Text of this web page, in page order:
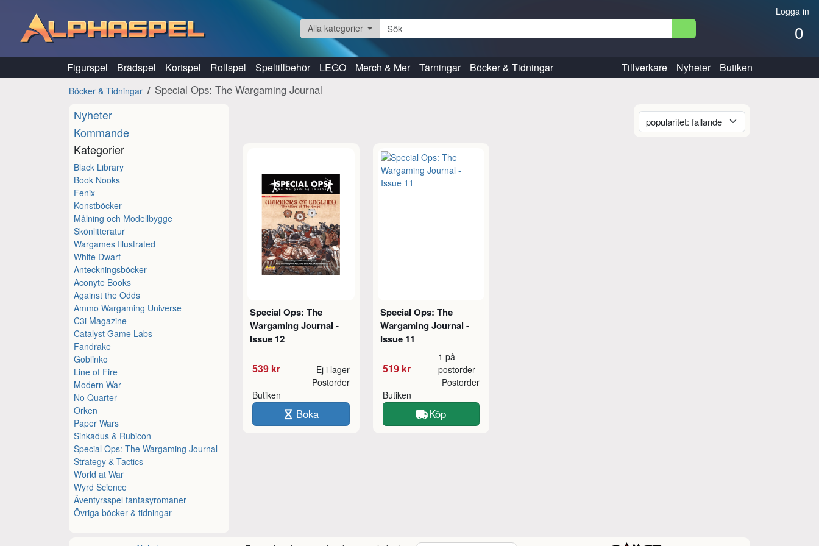
Logga in
0
Alla kategorier
Figurspel Brädspel Kortspel Rollspel Speltillbehör LEGO Merch & Mer Tärningar Böcker & Tidningar Tillverkare Nyheter Butiken
Böcker & Tidningar Special Ops: The Wargaming Journal
Nyheter
Kommande
Kategorier
Black Library
Book Nooks
Fenix
Konstböcker
Målning och Modellbygge
Skönlitteratur
Wargames Illustrated
White Dwarf
Anteckningsböcker
Aconyte Books
Against the Odds
Ammo Wargaming Universe
C3i Magazine
Catalyst Game Labs
Fandrake
Goblinko
Line of Fire
Modern War
No Quarter
Orken
Paper Wars
Sinkadus & Rubicon
Special Ops: The Wargaming Journal
Strategy & Tactics
World at War
Wyrd Science
Äventyrsspel fantasyromaner
Övriga böcker & tidningar
Special Ops: The
Wargaming Journal -
Issue 12
539 kr Ej i lager
Butiken
Postorder
Boka
Special Ops: The
Wargaming Journal -
Issue 11
519 kr
1 på
postorder
Butiken
Postorder
Köp